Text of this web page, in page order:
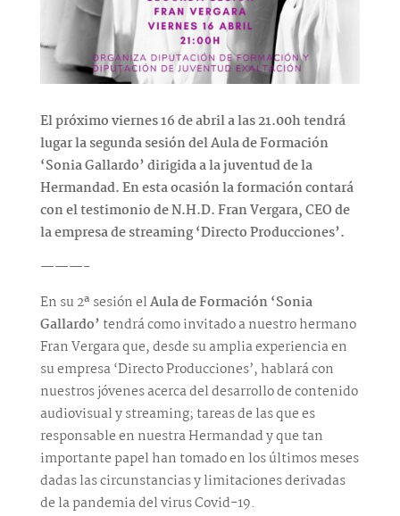
El próximo viernes 16 de abril a las 21.00h tendrá
lugar la segunda sesión del Aula de Formación
‘Sonia Gallardo’ dirigida a la juventud de la
Hermandad. En esta ocasión la formación contará
con el testimonio de N.H.D. Fran Vergara, CEO de
la empresa de streaming ‘Directo Producciones’.
———-
En su 2ª sesión elAula de Formación ‘Sonia
Gallardo’tendrá como invitado a nuestro hermano
Fran Vergara que, desde su amplia experiencia en
su empresa ‘Directo Producciones’, hablará con
nuestros jóvenes acerca del desarrollo de contenido
audiovisual y streaming; tareas de las que es
responsable en nuestra Hermandad y que tan
importante papel han tomado en los últimos meses
dadas las circunstancias y limitaciones derivadas
de la pandemia del virus Covid-19.